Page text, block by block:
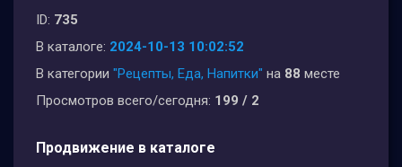
ID: 735
В каталоге: 2024-10-13 10:02:52
В категории "Рецепты, Еда, Напитки" на 88 месте
Просмотров всего/сегодня: 199 / 2
Продвижение в каталоге